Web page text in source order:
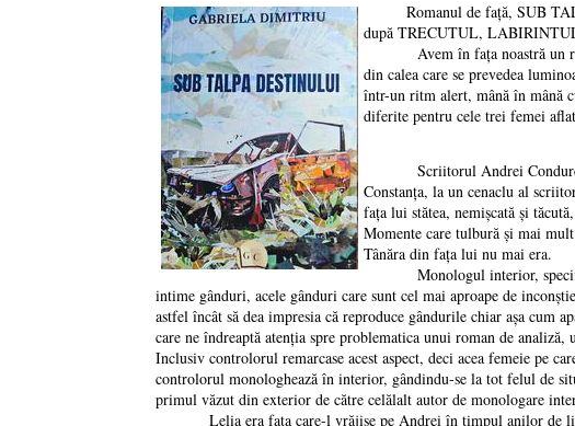
Romanul de față, SUB
după TRECUTUL,
Avem în fața noastră un
din calea care se prevedea
într-un ritm alert, mână în mână
diferite pentru cele trei femei
Scriitorul Andrei Condurescu
Constanța, la un cenaclu al
fața lui stătea, nemişcată şi
Momente care tulbură şi mai
Tânăra din fața lui nu mai era.
Monologul interior, specific
intime gânduri, acele gânduri care sunt cel mai aproape de
astfel încât să dea impresia că reproduce gândurile chiar aşa cum
care ne îndreaptă atenția spre problematica unui roman de
Inclusiv controlorul remarcase acest aspect, deci acea femeie pe
controlorul monologhează în interior, gândindu-se la tot felul de
primul văzut din exterior de către celălalt autor de monologare
Lelia era fata care-l vrăjise pe Andrei în timpul anilor de